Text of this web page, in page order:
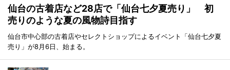
仙台の古着店など28店で「仙台七夕夏売り」 初
売りのような夏の風物詩目指す
仙台市中心部の古着店やセレクトショップによるイベント「仙台七夕夏
売り」が8月6日、始まる。